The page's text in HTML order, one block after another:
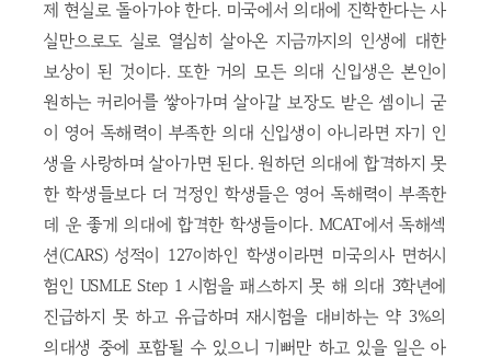
제 현실로 돌아가야 한다. 미국에서 의대에 진학한다는 사
실만으로도 실로 열심히 살아온 지금까지의 인생에 대한
보상이 된 것이다. 또한 거의 모든 의대 신입생은 본인이
원하는 커리어를 쌓아가며 살아갈 보장도 받은 셈이니 굳
이 영어 독해력이 부족한 의대 신입생이 아니라면 자기 인
생을 사랑하며 살아가면 된다. 원하던 의대에 합격하지 못
한 학생들보다 더 걱정인 학생들은 영어 독해력이 부족한
데 운 좋게 의대에 합격한 학생들이다. MCAT에서 독해섹
션(CARS) 성적이 127이하인 학생이라면 미국의사 면허시
험인 USMLE Step 1 시험을 패스하지 못 해 의대 3학년에
진급하지 못 하고 유급하며 재시험을 대비하는 약 3%의
의대생 중에 포함될 수 있으니 기뻐만 하고 있을 일은 아